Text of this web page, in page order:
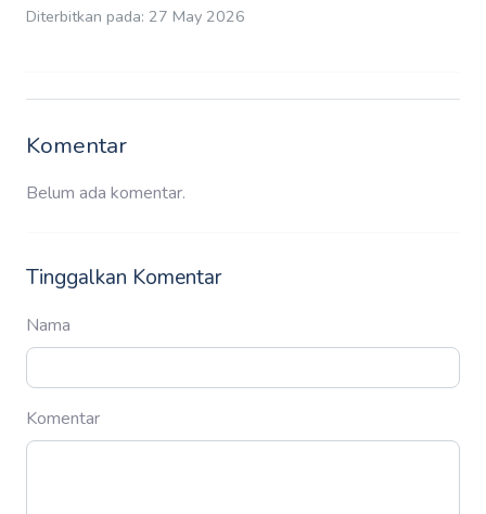
Diterbitkan pada: 27 May 2026
Komentar
Belum ada komentar.
Tinggalkan Komentar
Nama
Komentar